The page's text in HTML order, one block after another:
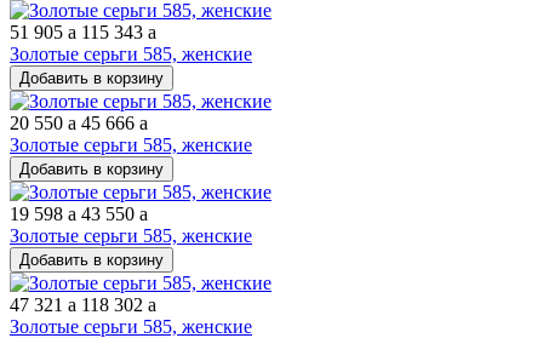
51 905 a 115 343 a
Золотые серьги 585, женские
Добавить в корзину
20 550 a 45 666 a
Золотые серьги 585, женские
Добавить в корзину
19 598 a 43 550 a
Золотые серьги 585, женские
Добавить в корзину
47 321 a 118 302 a
Золотые серьги 585, женские